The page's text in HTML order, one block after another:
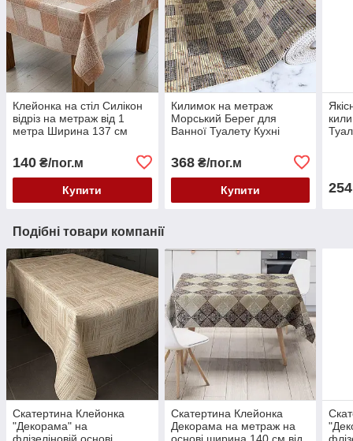
Клейонка на стіл Силікон
відріз на метраж від 1
метра Ширина 137 см
140 ₴/пог.м
Купити
Килимок на метраж
Морський Берег для
Ванної Туалету Кухні
130 см
368₴/пог.м
Купити 254
Подібні товари компанії
Скатертина Клейонка
"Декорама" на
Скатертина Клейонка
Декорама на метраж на